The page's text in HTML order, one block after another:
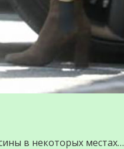
в некоторых местах…